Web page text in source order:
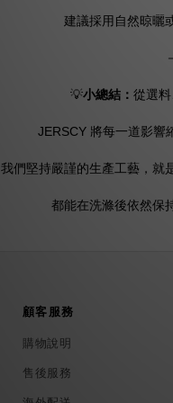
建議採用自然晾曬
－
💡小總結： 從選料
JERSCY 將每一道影響
我們堅持嚴謹的生產工藝，就
都能在洗滌後依然保
顧客服務
購物說明
售後服務